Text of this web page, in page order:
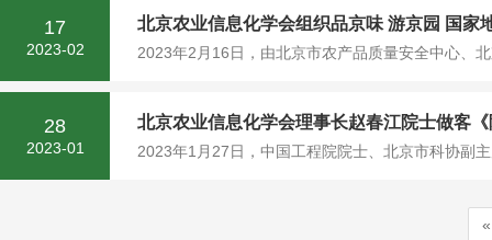
北京农业信息化学会组织品京味 游京园 国家
2023年2月16日，由北京市农产品质量安全中心、
17
2023-02
北京农业信息化学会理事长赵春江院士做客
2023年1月27日，中国工程院院士、北京市科协副
28
2023-01
«